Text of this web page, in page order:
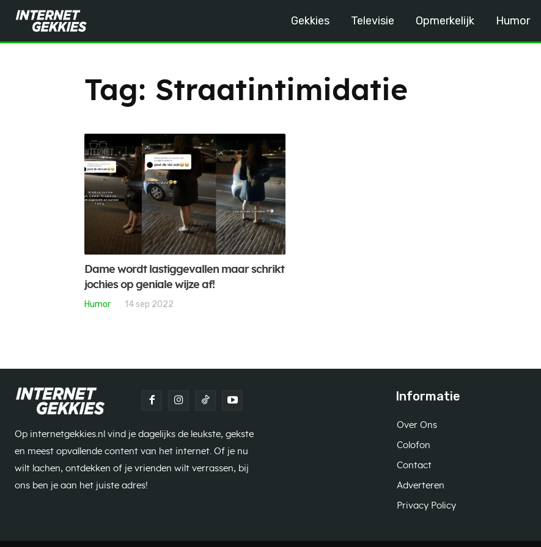
Gekkies Televisie Opmerkelijk Humor
Tag: Straatintimidatie
Dame wordt lastiggevallen maar schrikt
jochies op geniale wijze af!
Humor 14 sep 2022
Op internetgekkies.nl vind je dagelijks de leukste, gekste
en meest opvallende content van het internet. Of je nu
wilt lachen, ontdekken of je vrienden wilt verrassen, bij
ons ben je aan het juiste adres!
Informatie
Over Ons
Colofon
Contact
Adverteren
Privacy Policy